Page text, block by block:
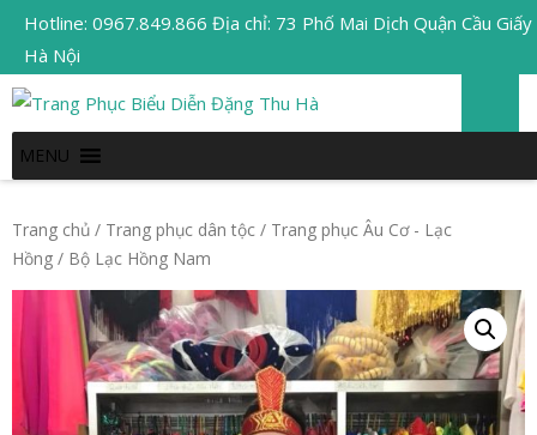
Hotline: 0967.849.866 Địa chỉ: 73 Phố Mai Dịch Quận Cầu Giấy
Hà Nội
MENU
Trang chủ / Trang phục dân tộc / Trang phục Âu Cơ - Lạc
Hồng / Bộ Lạc Hồng Nam